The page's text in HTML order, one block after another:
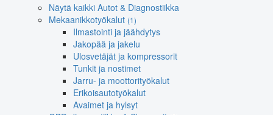
Näytä kaikki Autot & Diagnostiikka
Mekaanikkotyökalut (1)
Ilmastointi ja jäähdytys
Jakopää ja jakelu
Ulosvetäjät ja kompressorit
Tunkit ja nostimet
Jarru- ja moottorityökalut
Erikoisautotyökalut
Avaimet ja hylsyt